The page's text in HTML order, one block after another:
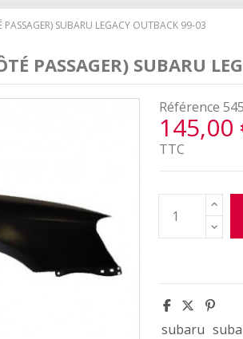
SUBARU LEGACY OUTBACK 99-03
PASSAGER) SUBARU
Référence
145,00
TTC
subaru